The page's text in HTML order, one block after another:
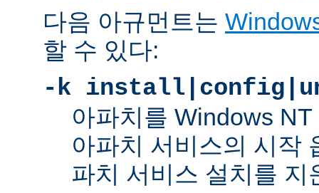
다음 아규먼트는
할 수 있다:
-k
아파치를 Windows
아파치 서비스의 시작
파치 서비스 설치를 지